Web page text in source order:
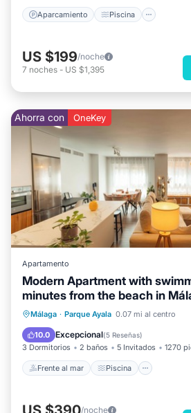
Aparcamiento Piscina
US $199/noche
7 noches - US $1,395
Ahorra con OneKey
Apartamento
Modern Apartment with
minutes from the beach in
Málaga · Parque Ayala 0.07 mi al centro
10.0 Excepcional(5 Reseñas)
3 Dormitorios 2 baños 5 Invitados 1270
Frente al mar Piscina
Frente al mar Piscina
Vistas
/noche